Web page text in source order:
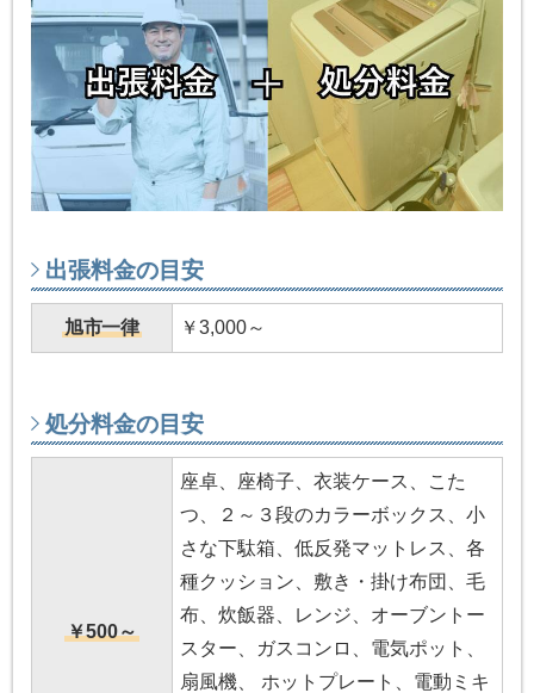
出張料金の目安
旭市一律 ￥3,000～
処分料金の目安
￥500～
座卓、座椅子、衣装ケース、こた
つ、２～３段のカラーボックス、小
さな下駄箱、低反発マットレス、各
種クッション、敷き・掛け布団、毛
布、炊飯器、レンジ、オーブントー
スター、ガスコンロ、電気ポット、
扇風機、 ホットプレート、電動ミキ